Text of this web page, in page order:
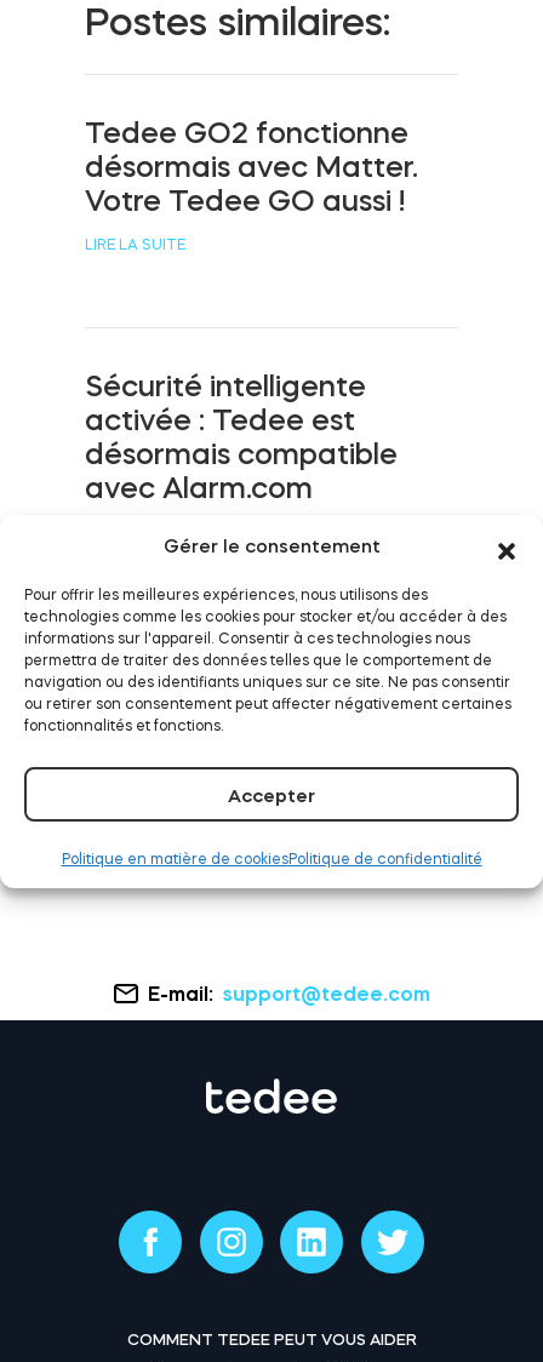
Gérer le consentement
Pour offrir les meilleures expériences, nous utilisons des
technologies comme les cookies pour stocker et/ou accéder à des
informations sur l'appareil. Consentir à ces technologies nous
permettra de traiter des données telles que le comportement de
navigation ou des identifiants uniques sur ce site. Ne pas consentir
ou retirer son consentement peut affecter négativement certaines
fonctionnalités et fonctions.
Accepter
Politique en matière de cookiesPolitique de confidentialité
Adaptateurs
Accès à la maison
Tedee Keypad PRO
Tedee Biometric Module
Module relais connecté BleBox
Tedee Dry Contact
Acheter
Postes similaires:
Tedee GO2 fonctionne
désormais avec Matter.
Votre Tedee GO aussi !
LIRE LA SUITE
Sécurité intelligente
activée : Tedee est
désormais compatible
avec Alarm.com
Tedee fonctionne
désormais avec Samsung
E-mail: support@tedee.com
COMMENT TEDEE PEUT VOUS AIDER